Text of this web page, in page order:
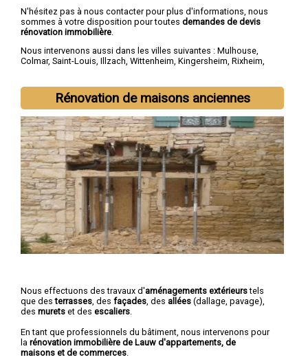
N'hésitez pas à nous contacter pour plus d'informations, nous
sommes à votre disposition pour toutes demandes de devis
rénovation immobilière
Nous intervenons aussi dans les villes suivantes : Mulhouse,
Colmar, Saint-Louis, Illzach, Wittenheim, Kingersheim, Rixheim,
Rénovation de maisons anciennes
Nous effectuons des travaux d'aménagements extérieurstels
que desterrasses , des façades , des allées (dallage, pavage),
des murets et des escaliers
En tant que professionnels du bâtiment, nous intervenons pour
la rénovation immobilière de Lauw d'appartements, de
maisons et de commerces